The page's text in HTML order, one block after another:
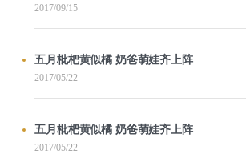
2017/09/15
五月枇杷黄似橘 奶爸萌娃齐上阵
2017/05/22
五月枇杷黄似橘 奶爸萌娃齐上阵
2017/05/22